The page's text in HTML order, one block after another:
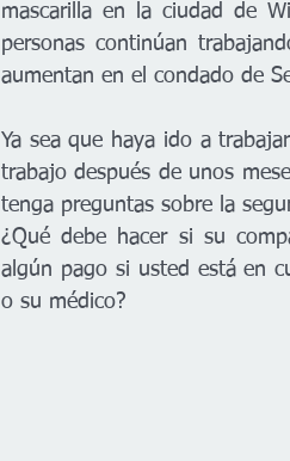
mascarilla en la ciudad de
personas continúan
aumentan en el condado de
Ya sea que haya ido a
trabajo después de unos
tenga preguntas sobre la
¿Qué debe hacer si su
algún pago si usted está en
o su médico?